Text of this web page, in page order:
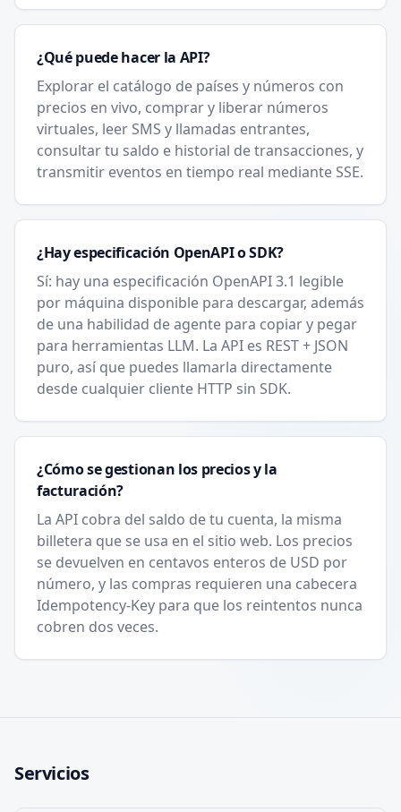
¿Qué puede hacer la API?
Explorar el catálogo de países y números con
precios en vivo, comprar y liberar números
virtuales, leer SMS y llamadas entrantes,
consultar tu saldo e historial de transacciones, y
transmitir eventos en tiempo real mediante SSE.
¿Hay especificación OpenAPI o SDK?
Sí: hay una especificación OpenAPI 3.1 legible
por máquina disponible para descargar, además
de una habilidad de agente para copiar y pegar
para herramientas LLM. La API es REST + JSON
puro, así que puedes llamarla directamente
desde cualquier cliente HTTP sin SDK.
¿Cómo se gestionan los precios y la
facturación?
La API cobra del saldo de tu cuenta, la misma
billetera que se usa en el sitio web. Los precios
se devuelven en centavos enteros de USD por
número, y las compras requieren una cabecera
Idempotency-Key para que los reintentos nunca
cobren dos veces.
Servicios